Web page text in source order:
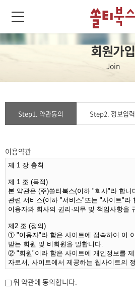
회원가입
Join
Step1. 약관동의 Step2. 정보입력
이용약관
위 약관에 동의합니다.